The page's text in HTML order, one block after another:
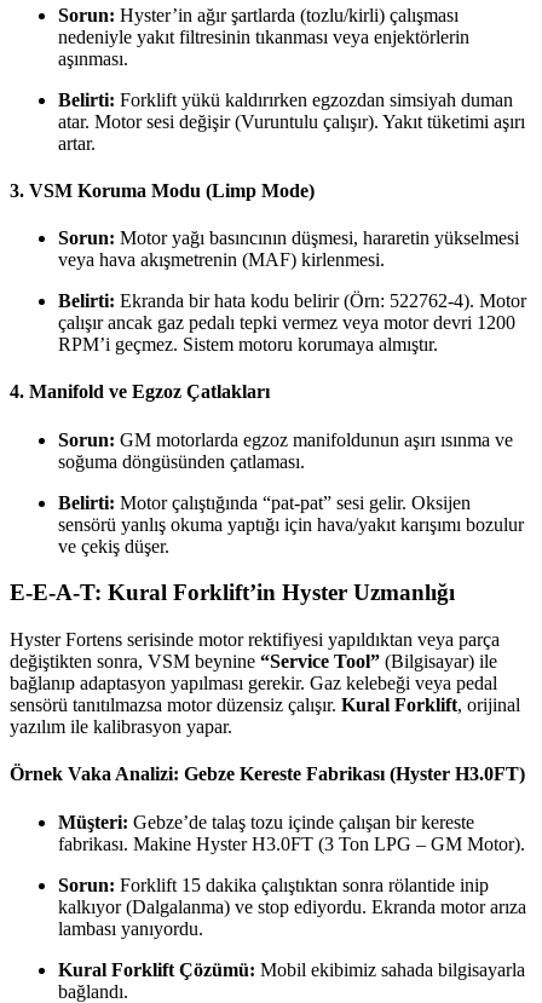
Sorun: Hyster’in ağır şartlarda (tozlu/kirli) çalışması
nedeniyle yakıt filtresinin tıkanması veya enjektörlerin
aşınması.
Belirti: Forklift yükü kaldırırken egzozdan simsiyah duman
atar. Motor sesi değişir (Vuruntulu çalışır). Yakıt tüketimi aşırı
artar.
3. VSM Koruma Modu (Limp Mode)
Sorun: Motor yağı basıncının düşmesi, hararetin yükselmesi
veya hava akışmetrenin (MAF) kirlenmesi.
Belirti: Ekranda bir hata kodu belirir (Örn: 522762-4). Motor
çalışır ancak gaz pedalı tepki vermez veya motor devri 1200
RPM’i geçmez. Sistem motoru korumaya almıştır.
4. Manifold ve Egzoz Çatlakları
Sorun: GM motorlarda egzoz manifoldunun aşırı ısınma ve
soğuma döngüsünden çatlaması.
Belirti: Motor çalıştığında “pat-pat” sesi gelir. Oksijen
sensörü yanlış okuma yaptığı için hava/yakıt karışımı bozulur
ve çekiş düşer.
E-E-A-T: Kural Forklift’in Hyster Uzmanlığı
Hyster Fortens serisinde motor rektifiyesi yapıldıktan veya parça
değiştikten sonra, VSM beynine “Service Tool” (Bilgisayar) ile
bağlanıp adaptasyon yapılması gerekir. Gaz kelebeği veya pedal
sensörü tanıtılmazsa motor düzensiz çalışır. Kural Forklift, orijinal
yazılım ile kalibrasyon yapar.
Örnek Vaka Analizi: Gebze Kereste Fabrikası (Hyster H3.0FT)
Müşteri: Gebze’de talaş tozu içinde çalışan bir kereste
fabrikası. Makine Hyster H3.0FT (3 Ton LPG – GM Motor).
Sorun: Forklift 15 dakika çalıştıktan sonra rölantide inip
kalkıyor (Dalgalanma) ve stop ediyordu. Ekranda motor arıza
lambası yanıyordu.
Kural Forklift Çözümü: Mobil ekibimiz sahada bilgisayarla
bağlandı.